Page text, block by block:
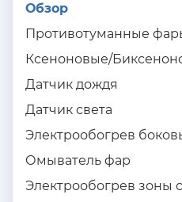
Обзор
Противотуманные
Ксеноновые/
Датчик дождя
Датчик света
Электрообогрев
Омыватель фар
Электрообогрев зоны